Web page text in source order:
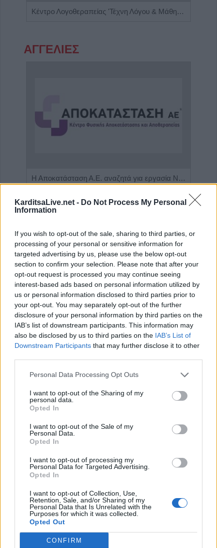
KarditsaLive.net - Do Not Process My Personal
Information
If you wish to opt-out of the sale, sharing to third parties, or
processing of your personal or sensitive information for
targeted advertising by us, please use the below opt-out
section to confirm your selection. Please note that after your
opt-out request is processed you may continue seeing
interest-based ads based on personal information utilized by
us or personal information disclosed to third parties prior to
your opt-out. You may separately opt-out of the further
disclosure of your personal information by third parties on the
IAB’s list of downstream participants. This information may
also be disclosed by us to third parties on the IAB’s List of
Downstream Participants that may further disclose it to other
Personal Data Processing Opt Outs
I want to opt-out of the Sharing of my
personal data.
Opted In
I want to opt-out of the Sale of my
Personal Data.
Opted In
I want to opt-out of processing my
Personal Data for Targeted Advertising.
Opted In
I want to opt-out of Collection, Use,
Retention, Sale, and/or Sharing of my
Personal Data that Is Unrelated with the
Purposes for which it was collected.
Opted Out
CONFIRM
Κέντρο Λογοθεραπείας 'Τέχνη Λόγου & Μάθησης'
ΑΓΓΕΛΙΕΣ
Η Αποκατάσταση Α.Ε. αναζητά για εργασία Νοσηλευτές και Βοηθούς Νοσηλευτές
ΤΕΛΕΥΤΑΙΑ ΝΕΑ
Conference League: Τα αποτελέσματα των
πρώτων αγώνων του Γ΄προκριματικού
γύρου
Europa League: Με ΤΣΚΑ Σόφιας λογικά ο
πρώτων αγώνων στον Γ' προκριματικό
7 Αυγούστου 2026, 00:04
“Ciao espresso bar”: 12 χρόνια τώρα η δική
σου σταθερή αξία!
Με την πλάτη στον τοίχο ο ΠΑΟΚ - Ήττα
εντός (0-1) από την Άντερλεχτ
Πλήρως επισκέψιμοι δύο αρχαιολογικοί
χώροι στο ν. Καρδίτσας, δυνατότητα
επίσκεψης και σε άλλους τέσσερις